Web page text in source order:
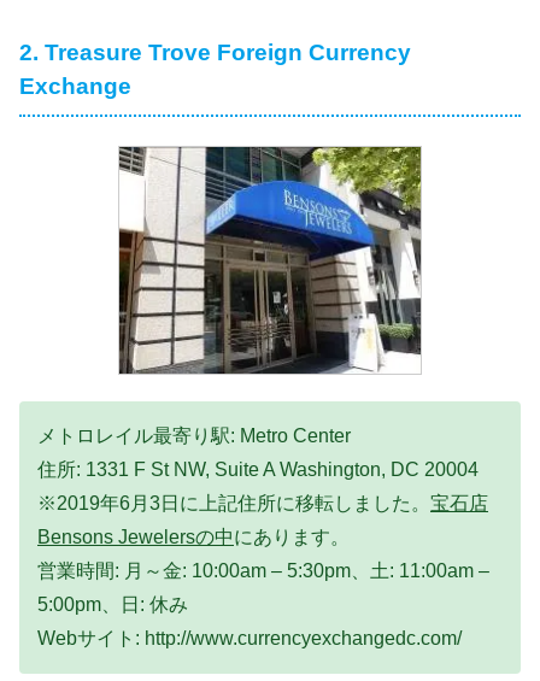
2. Treasure Trove Foreign Currency
Exchange
メトロレイル最寄り駅: Metro Center
住所: 1331 F St NW, Suite A Washington, DC 20004
※2019年6月3日に上記住所に移転しました。 宝石店
Bensons Jewelersの中にあります。
営業時間: 月～金: 10:00am – 5:30pm、土: 11:00am –
5:00pm、日: 休み
Webサイト: http://www.currencyexchangedc.com/